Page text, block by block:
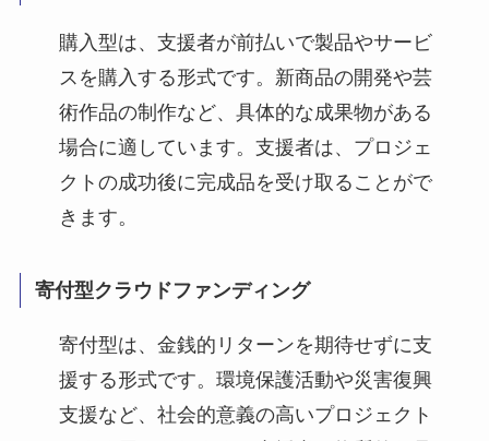
購入型は、支援者が前払いで製品やサービ
スを購入する形式です。新商品の開発や芸
術作品の制作など、具体的な成果物がある
場合に適しています。支援者は、プロジェ
クトの成功後に完成品を受け取ることがで
きます。
寄付型クラウドファンディング
寄付型は、金銭的リターンを期待せずに支
援する形式です。環境保護活動や災害復興
支援など、社会的意義の高いプロジェクト